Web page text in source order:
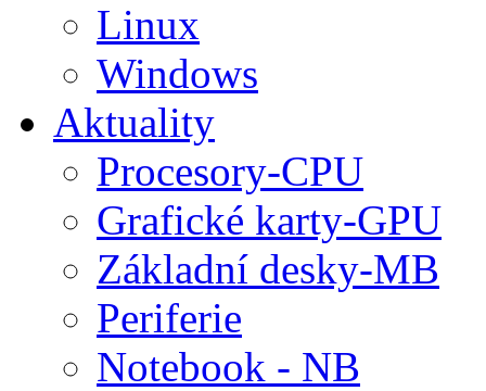
Linux
Windows
Aktuality
Procesory-CPU
Grafické karty-GPU
Základní desky-MB
Periferie
Notebook - NB